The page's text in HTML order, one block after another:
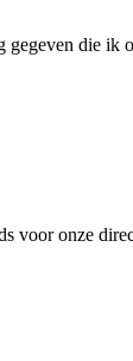
gegeven die ik
voor onze